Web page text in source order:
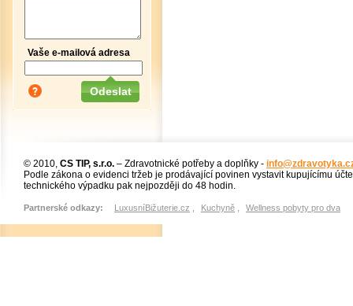
Vaše e-mailová adresa
© 2010, CS TIP, s.r.o. – Zdravotnické potřeby a doplňky -
Podle zákona o evidenci tržeb je prodávající povinen vystavit kupujícímu
technického výpadku pak nejpozději do 48 hodin.
Partnerské odkazy: LuxusníBižuterie.cz Kuchyně Wellness pobyty pro dva